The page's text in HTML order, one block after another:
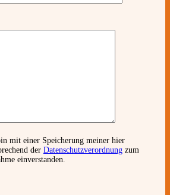
mit einer Speicherung meiner hier
der Datenschutzverordnung zum
einverstanden.